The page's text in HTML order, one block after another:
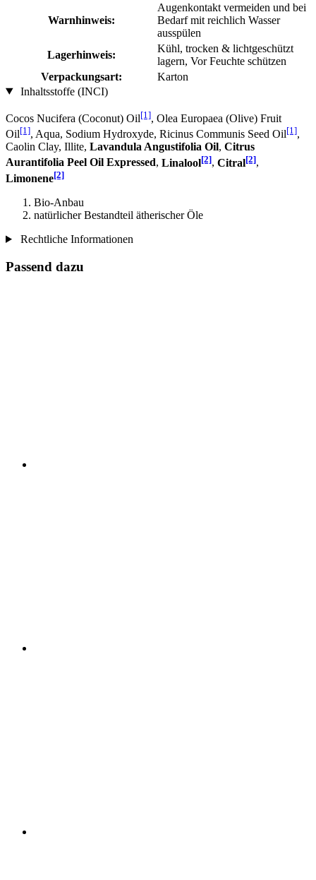
Warnhinweis:
Augenkontakt vermeiden und bei
Bedarf mit reichlich Wasser
ausspülen
Lagerhinweis:
Kühl, trocken & lichtgeschützt
lagern, Vor Feuchte schützen
Verpackungsart:
Karton
Inhaltsstoffe (INCI)
Cocos Nucifera (Coconut) Oil[1], Olea Europaea (Olive) Fruit
Oil[1], Aqua, Sodium Hydroxyde, Ricinus Communis Seed Oil[1],
Caolin Clay, Illite, Lavandula Angustifolia Oil, Citrus
Aurantifolia Peel Oil Expressed, Linalool[2], Citral[2],
Limonene[2]
Bio-Anbau
natürlicher Bestandteil ätherischer Öle
Rechtliche Informationen
Passend dazu